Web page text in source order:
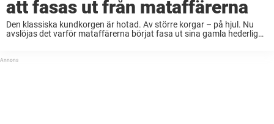
att fasas ut från mataffärerna
Den klassiska kundkorgen är hotad. Av större korgar – på hjul. Nu
avslöjas det varför mataffärerna börjat fasa ut sina gamla hederliga